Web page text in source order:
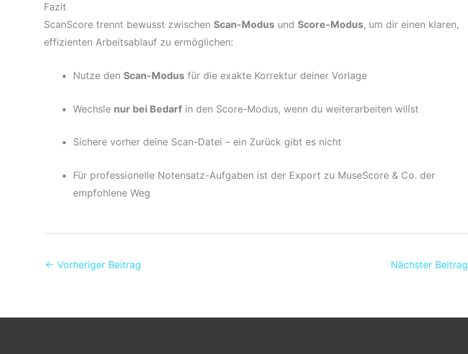
Fazit
ScanScore trennt bewusst zwischen Scan-Modus und Score-Modus, um dir einen klaren,
effizienten Arbeitsablauf zu ermöglichen:
Nutze den Scan-Modus für die exakte Korrektur deiner Vorlage
Wechsle nur bei Bedarf in den Score-Modus, wenn du weiterarbeiten willst
Sichere vorher deine Scan-Datei – ein Zurück gibt es nicht
Für professionelle Notensatz-Aufgaben ist der Export zu MuseScore & Co. der
empfohlene Weg
← Vorheriger Beitrag Nächster Beitrag